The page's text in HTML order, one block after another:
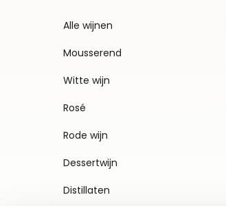
Alle wijnen
Mousserend
Witte wijn
Rosé
Rode wijn
Dessertwijn
Distillaten